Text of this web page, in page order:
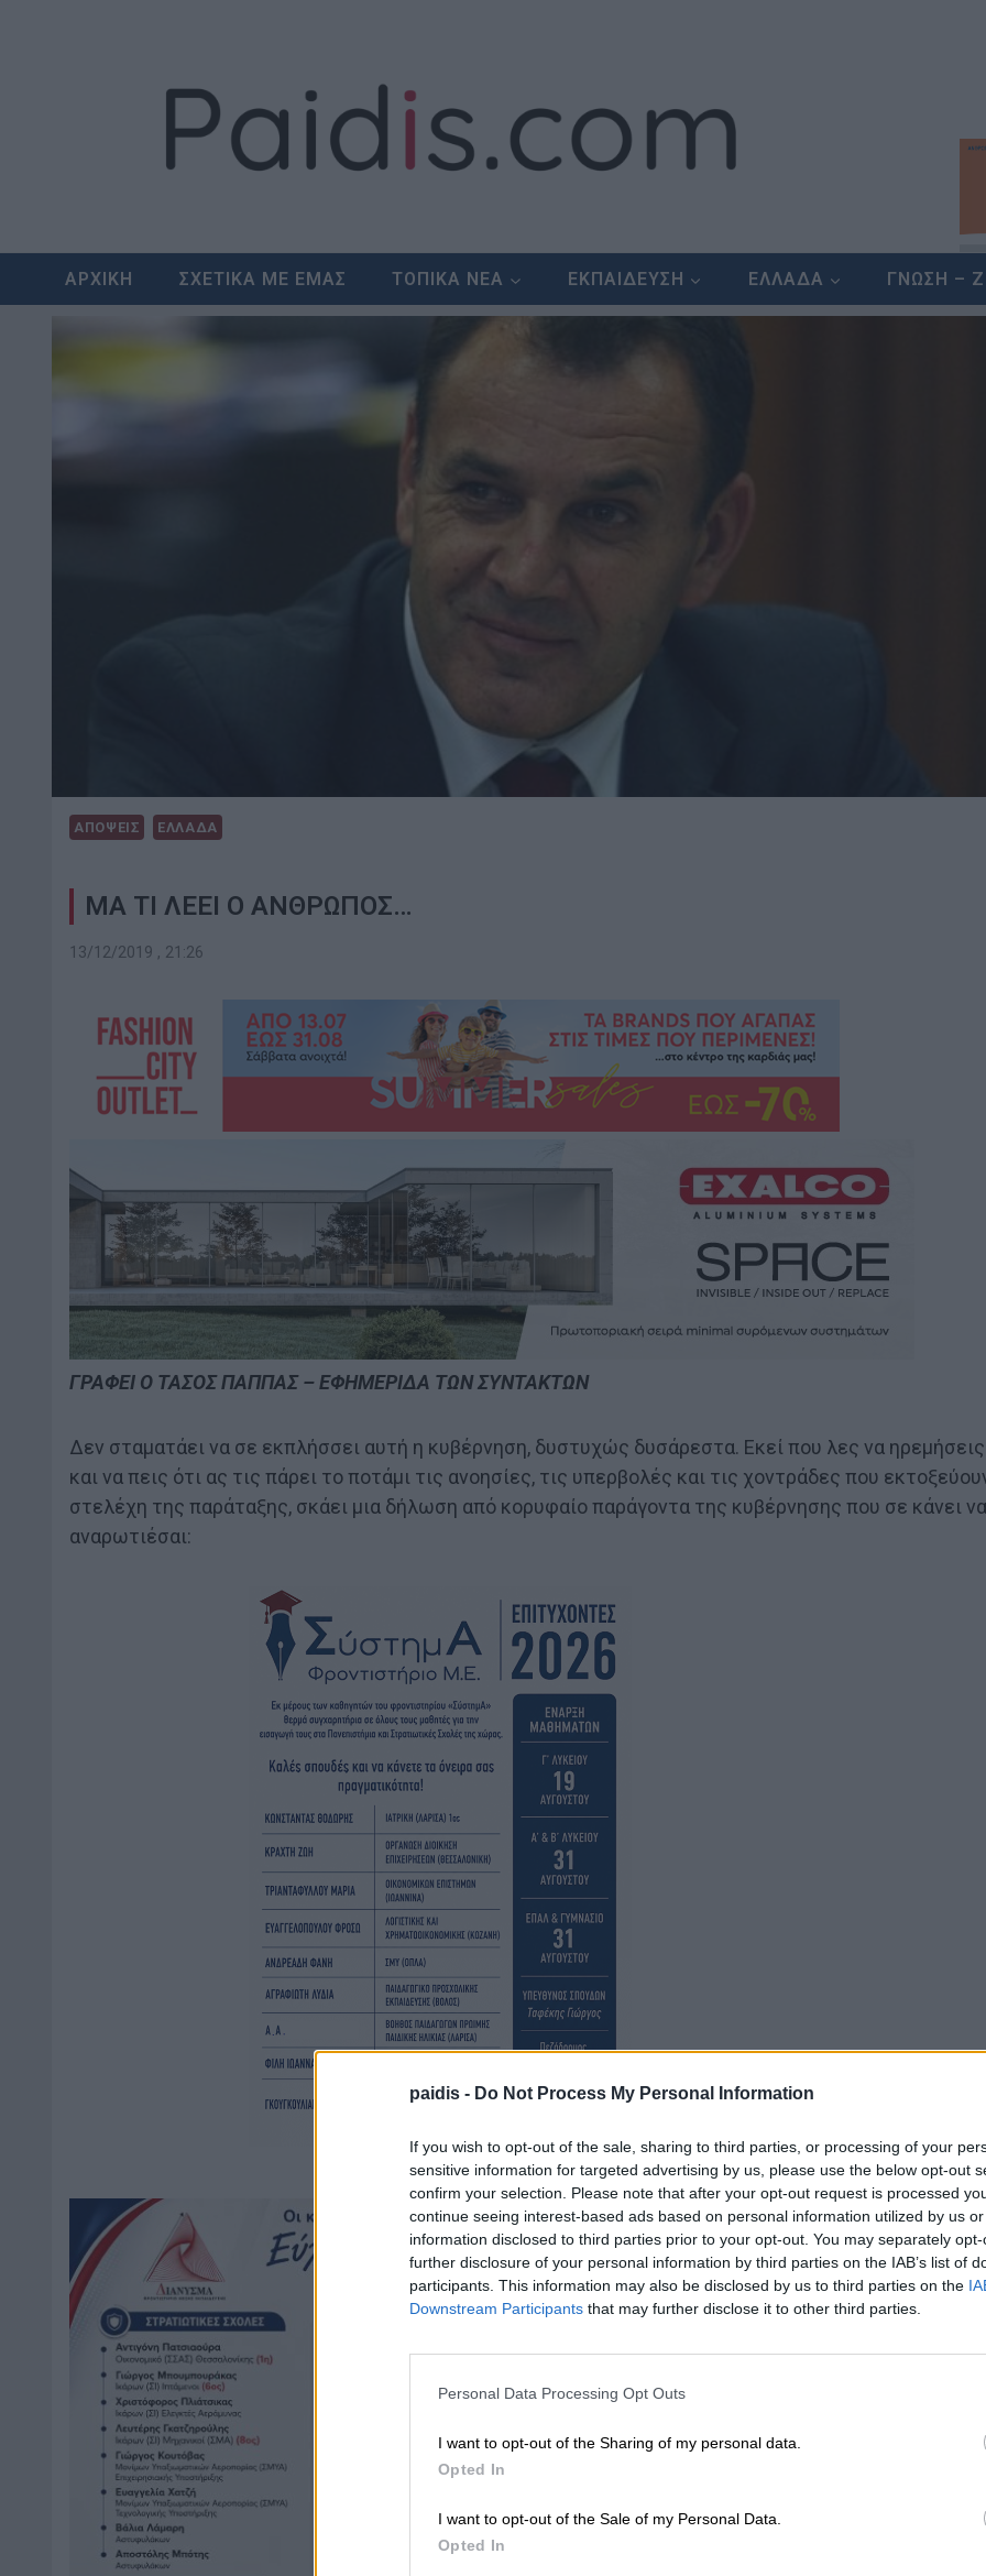
paidis - Do Not Process My Personal Information
If you wish to opt-out of the sale, sharing to third parties, or processing of your
sensitive information for targeted advertising by us, please use the below opt-out
confirm your selection. Please note that after your opt-out request is processed
continue seeing interest-based ads based on personal information utilized by us
information disclosed to third parties prior to your opt-out. You may separately
further disclosure of your personal information by third parties on the IAB’s list of
participants. This information may also be disclosed by us to third parties on the
Downstream Participants that may further disclose it to other third parties.
Personal Data Processing Opt Outs
I want to opt-out of the Sharing of my personal data.
Opted In
I want to opt-out of the Sale of my Personal Data.
Opted In
ΑΡΧΙΚΗ ΣΧΕΤΙΚΑ ΜΕ ΕΜΑΣ ΤΟΠΙΚΑ ΝΕΑ ΕΚΠΑΙΔΕΥΣΗ ΕΛΛΑΔΑ ΓΝΩΣΗ –
ΑΠΟΨΕΙΣ ΕΛΛΑΔΑ
ΜΑ ΤΙ ΛΕΕΙ Ο ΑΝΘΡΩΠΟΣ…
13/12/2019 , 21:26
ΓΡΑΦΕΙ Ο ΤΑΣΟΣ ΠΑΠΠΑΣ – ΕΦΗΜΕΡΙΔΑ ΤΩΝ ΣΥΝΤΑΚΤΩΝ
Δεν σταματάει να σε εκπλήσσει αυτή η κυβέρνηση, δυστυχώς δυσάρεστα. Εκεί που λες να ηρεμήσεις
και να πεις ότι ας τις πάρει το ποτάμι τις ανοησίες, τις υπερβολές και τις χοντράδες που
στελέχη της παράταξης, σκάει μια δήλωση από κορυφαίο παράγοντα της κυβέρνησης που σε κάνει να
αναρωτιέσαι: